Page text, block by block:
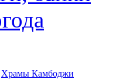
Храмы Камбоджи